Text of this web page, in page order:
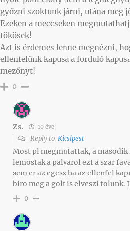
győzni szoktunk járni, utána meg
Ezeken a meccseken
tökösek!
Azt is érdemes lenne megnézni,
ellenfelünk kapusa a forduló
mezőnyt!
0
Zs. 10 éve
Reply to Kicsipest
Most pl megmutattak, a
lemostak a palyarol ezt a szar
sem er az egesz ha az ellenfel
biro meg a golt is elveszi tolunk.
0